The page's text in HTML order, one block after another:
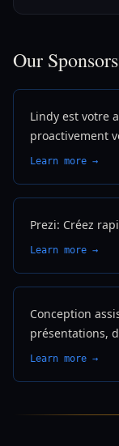
Our Sponsors
Lindy est votre
proactivement
Learn more →
Prezi: Créez
Learn more →
Conception
présentations,
Learn more →